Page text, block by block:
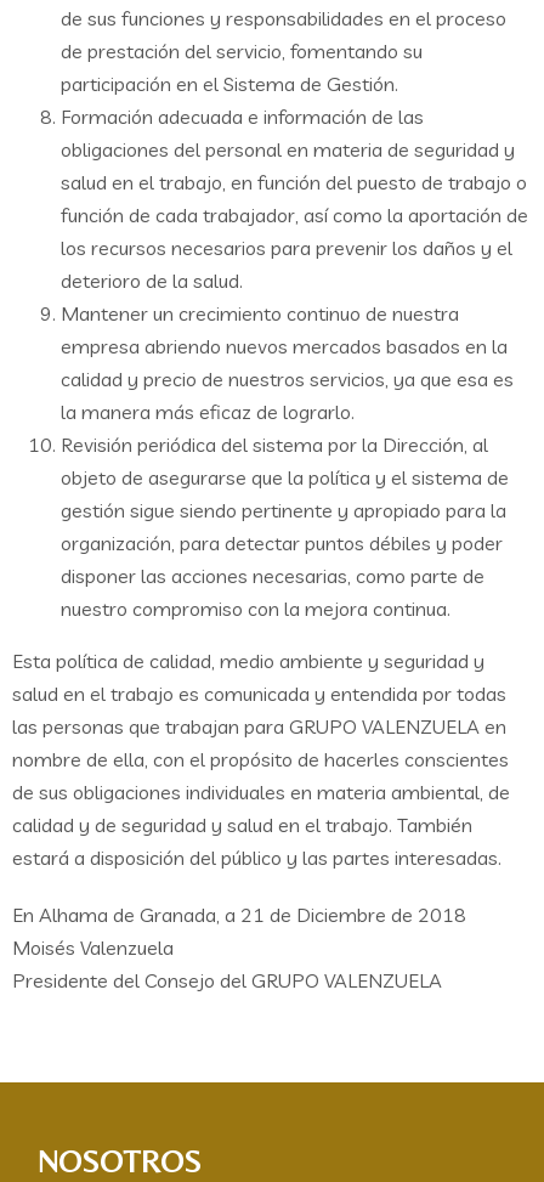
de sus funciones y responsabilidades en el proceso
de prestación del servicio, fomentando su
participación en el Sistema de Gestión.
Formación adecuada e información de las
obligaciones del personal en materia de seguridad y
salud en el trabajo, en función del puesto de trabajo o
función de cada trabajador, así como la aportación de
los recursos necesarios para prevenir los daños y el
deterioro de la salud.
Mantener un crecimiento continuo de nuestra
empresa abriendo nuevos mercados basados en la
calidad y precio de nuestros servicios, ya que esa es
la manera más eficaz de lograrlo.
Revisión periódica del sistema por la Dirección, al
objeto de asegurarse que la política y el sistema de
gestión sigue siendo pertinente y apropiado para la
organización, para detectar puntos débiles y poder
disponer las acciones necesarias, como parte de
nuestro compromiso con la mejora continua.
Esta política de calidad, medio ambiente y seguridad y
salud en el trabajo es comunicada y entendida por todas
las personas que trabajan para GRUPO VALENZUELA en
nombre de ella, con el propósito de hacerles conscientes
de sus obligaciones individuales en materia ambiental, de
calidad y de seguridad y salud en el trabajo. También
estará a disposición del público y las partes interesadas.
En Alhama de Granada, a 21 de Diciembre de 2018
Moisés Valenzuela
Presidente del Consejo del GRUPO VALENZUELA
NOSOTROS